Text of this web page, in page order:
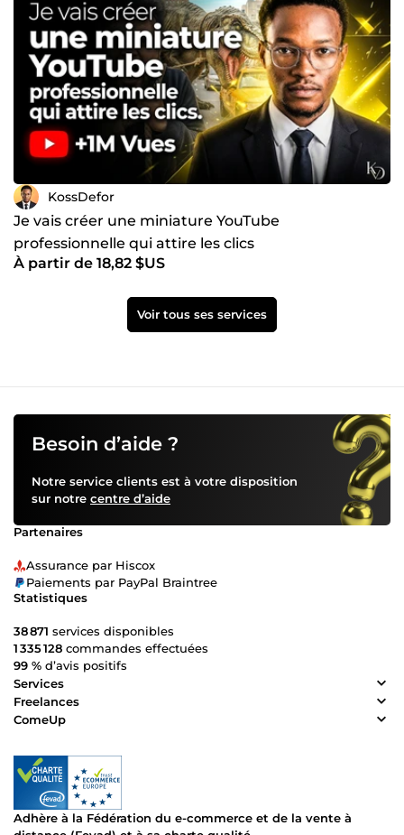
KossDefor
Je vais créer une miniature YouTube
professionnelle qui attire les clics
À partir de 18,82 $US
Voir tous ses services
Besoin d’aide ?
Notre service clients est à votre disposition
sur notre centre d’aide
Partenaires
Assurance par Hiscox
Paiements par PayPal Braintree
Statistiques
38 871 services disponibles
1 335 128 commandes effectuées
99 % d’avis positifs
Services
Freelances
ComeUp
Adhère à la Fédération du e-commerce et de la vente à